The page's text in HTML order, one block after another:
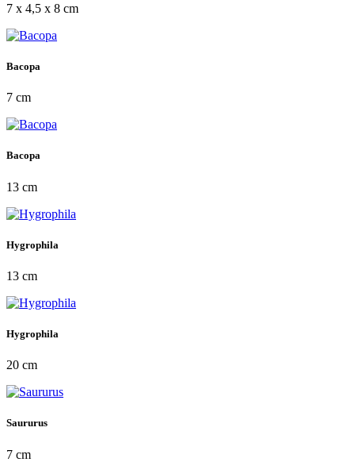
7 x 4,5 x 8 cm
Bacopa
7 cm
Bacopa
13 cm
Hygrophila
13 cm
Hygrophila
20 cm
Saururus
7 cm